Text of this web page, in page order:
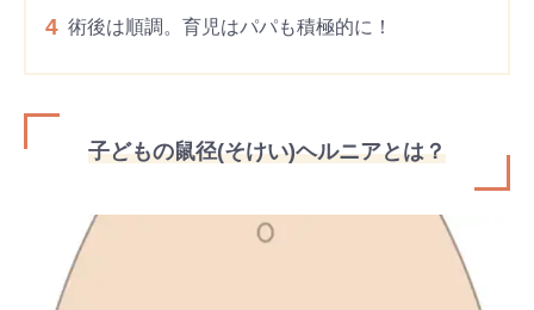
4 術後は順調。育児はパパも積極的に！
子どもの鼠径(そけい)ヘルニアとは？